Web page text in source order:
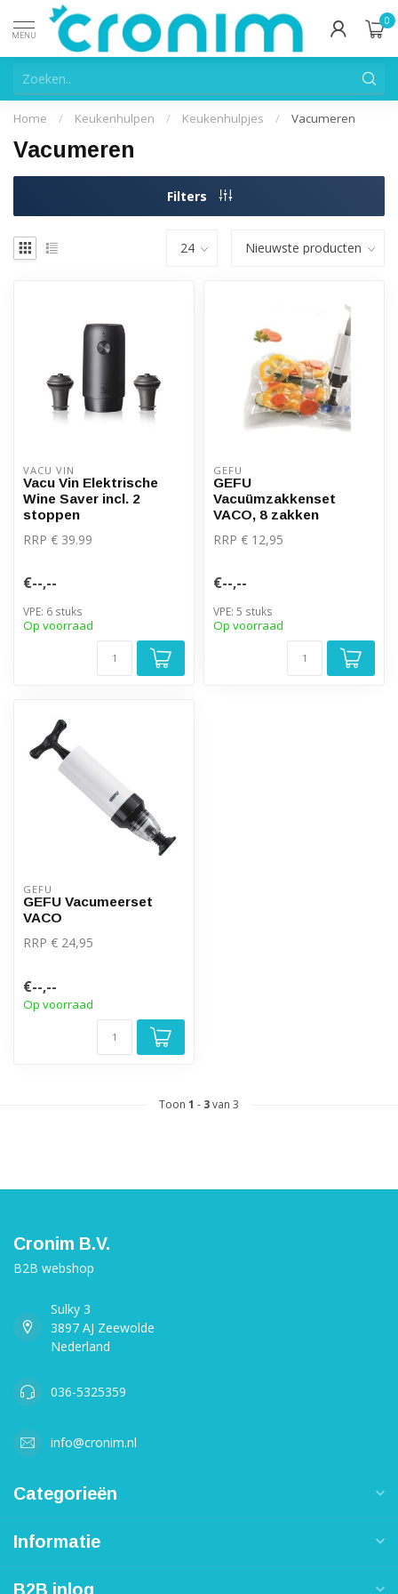
MENU
0
Home / Keukenhulpen / Keukenhulpjes / Vacumeren
Vacumeren
Filters
VACU VIN
Vacu Vin Elektrische
Wine Saver incl. 2
stoppen
RRP € 39.99
€--,--
VPE: 6 stuks
Op voorraad
GEFU
GEFU
Vacuümzakkenset
VACO, 8 zakken
RRP € 12,95
€--,--
VPE: 5 stuks
Op voorraad
GEFU
GEFU Vacumeerset
VACO
RRP € 24,95
€--,--
Op voorraad
Toon 1 - 3van 3
Cronim B.V.
B2B webshop
Sulky 3
3897 AJ Zeewolde
Nederland
036-5325359
info@cronim.nl
Categorieën
Informatie
B2B inlog